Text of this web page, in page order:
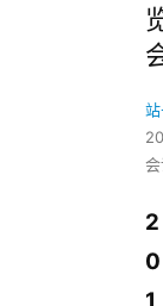
2
0